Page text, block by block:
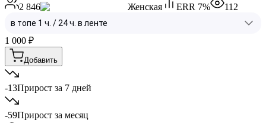
2 846 Женская ERR 7% 112
1 000 ₽
Добавить
-13Прирост за 7 дней
-59Прирост за месяц